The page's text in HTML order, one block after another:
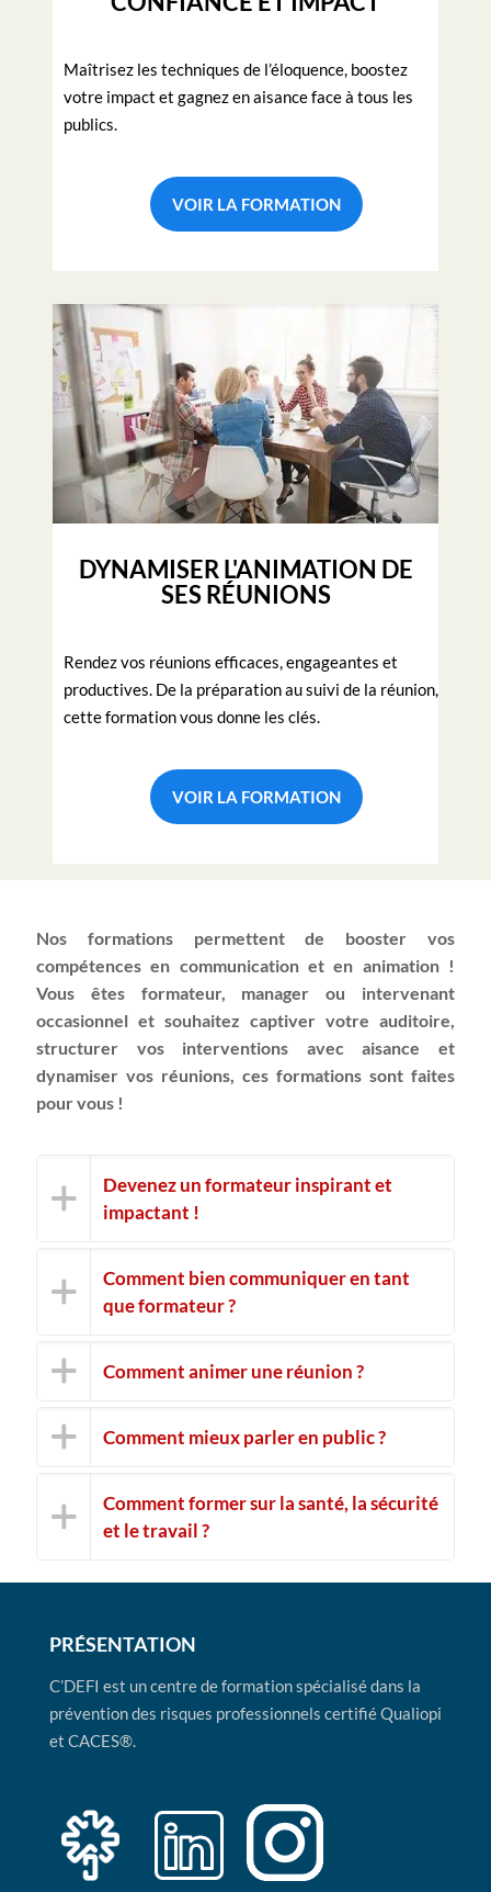
Maîtrisez les techniques de l’éloquence, boostez
votre impact et gagnez en aisance face à tous les
publics.
VOIR LA FORMATION
DYNAMISER L'ANIMATION DE
SES RÉUNIONS
Rendez vos réunions efficaces, engageantes et
productives. De la préparation au suivi de la réunion,
cette formation vous donne les clés.
VOIR LA FORMATION
Nos formations permettent de booster vos
compétences en communication et en animation !
Vous êtes formateur, manager ou intervenant
occasionnel et souhaitez captiver votre auditoire,
structurer vos interventions avec aisance et
dynamiser vos réunions, ces formations sont faites
pour vous !
Devenez un formateur inspirant et
impactant !
Comment bien communiquer en tant
que formateur ?
Comment animer une réunion ?
Comment mieux parler en public ?
Comment former sur la santé, la sécurité
et le travail ?
PRÉSENTATION
C’DEFI est un centre de formation spécialisé dans la
prévention des risques professionnels certifié Qualiopi
et CACES®.